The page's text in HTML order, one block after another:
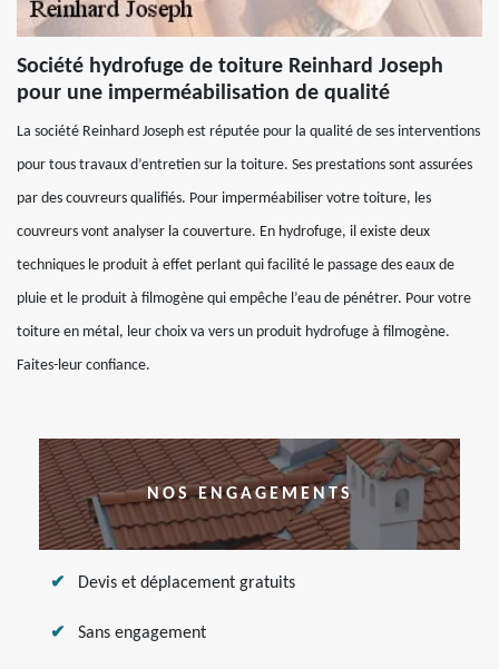
Société hydrofuge de toiture Reinhard Joseph
pour une imperméabilisation de qualité
La société Reinhard Joseph est réputée pour la qualité de ses interventions
pour tous travaux d’entretien sur la toiture. Ses prestations sont assurées
par des couvreurs qualifiés. Pour imperméabiliser votre toiture, les
couvreurs vont analyser la couverture. En hydrofuge, il existe deux
techniques le produit à effet perlant qui facilité le passage des eaux de
pluie et le produit à filmogène qui empêche l’eau de pénétrer. Pour votre
toiture en métal, leur choix va vers un produit hydrofuge à filmogène.
Faites-leur confiance.
NOS ENGAGEMENTS
Devis et déplacement gratuits
Sans engagement